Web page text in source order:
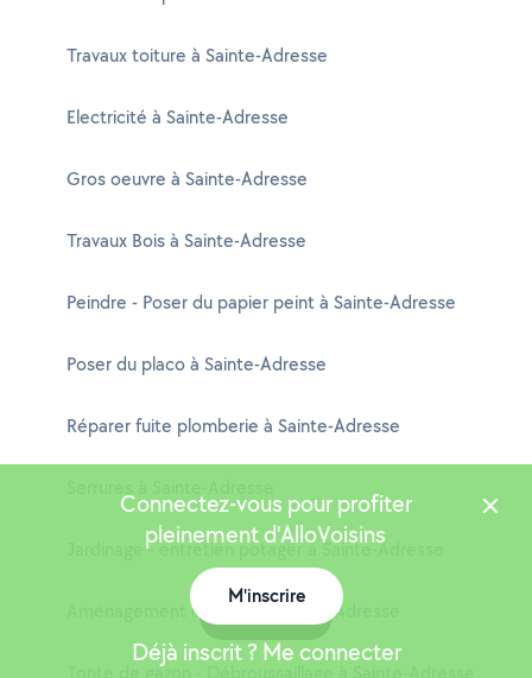
Travaux toiture à Sainte-Adresse
Electricité à Sainte-Adresse
Gros oeuvre à Sainte-Adresse
Travaux Bois à Sainte-Adresse
Peindre - Poser du papier peint à Sainte-Adresse
Poser du placo à Sainte-Adresse
Réparer fuite plomberie à Sainte-Adresse
Jardinage - entretien potager à Sainte-Adresse
Aménagement du jardin à Sainte-Adresse
Tonte de gazon - Débroussaillage à Sainte-Adresse
Connectez-vous pour profiter
pleinement d'AlloVoisins
M'inscrire
Déjà inscrit ? Me connecter